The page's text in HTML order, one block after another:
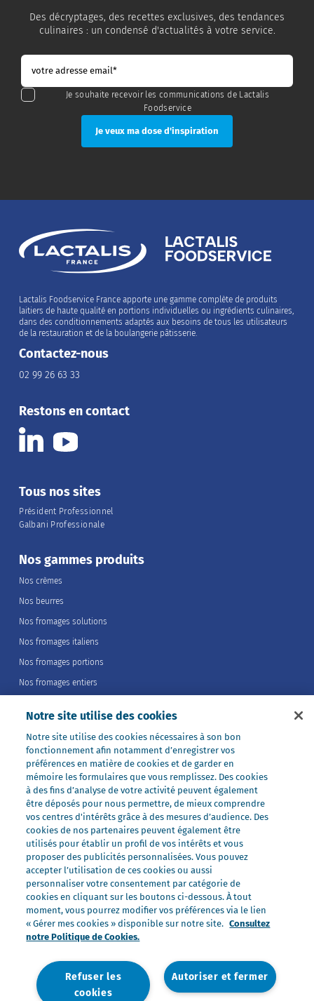
Des décryptages, des recettes exclusives, des tendances
culinaires : un condensé d'actualités à votre service.
Je souhaite recevoir les communications de Lactalis
Foodservice
Lactalis Foodservice France apporte une gamme complète de produits
laitiers de haute qualité en portions individuelles ou ingrédients culinaires,
dans des conditionnements adaptés aux besoins de tous les utilisateurs
de la restauration et de la boulangerie pâtisserie.
Contactez-nous
02 99 26 63 33
Restons en contact
Tous nos sites
Président Professionnel
Galbani Professionale
Nos gammes produits
Nos crèmes
Nos beurres
Nos fromages solutions
Nos fromages italiens
Nos fromages portions
Nos fromages entiers
Nos laits
Nos marques
Président Professionnel
Galbani Professionale
Lactel Professionnel
Société Professionnel
Salakis Professionnel
Nous rejoindre
Rejoindre le Groupe Lactalis
Les métiers du Foodservice
Notre site utilise des cookies
Notre site utilise des cookies nécessaires à son bon
fonctionnement afin notamment d’enregistrer vos
préférences en matière de cookies et de garder en
mémoire les formulaires que vous remplissez. Des cookies
à des fins d’analyse de votre activité peuvent également
être déposés pour nous permettre, de mieux comprendre
vos centres d'intérêts grâce à des mesures d’audience. Des
cookies de nos partenaires peuvent également être
utilisés pour établir un profil de vos intérêts et vous
proposer des publicités personnalisées. Vous pouvez
accepter l’utilisation de ces cookies ou aussi
personnaliser votre consentement par catégorie de
cookies en cliquant sur les boutons ci-dessous. À tout
moment, vous pourrez modifier vos préférences via le lien
« Gérer mes cookies » disponible sur notre site. Consultez
notre Politique de Cookies.
Autoriser et fermer
Refuser les
cookies